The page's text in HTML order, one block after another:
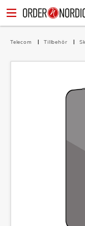
Telecom Tillbehör